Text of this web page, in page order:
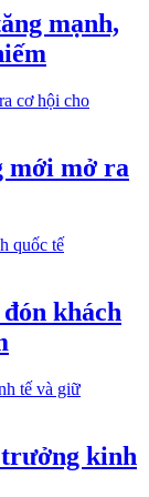
mạnh,
mới mở ra
khách
kinh